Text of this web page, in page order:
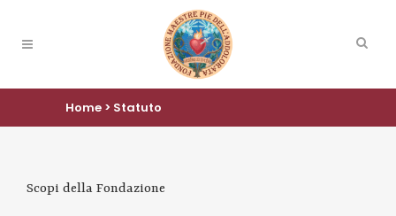
Home > Statuto
Scopi della Fondazione